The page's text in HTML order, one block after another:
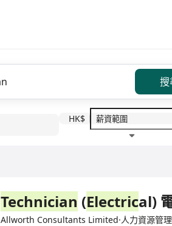
搜
HK$
Technician (Electrical)
Allworth Consultants Limited·人力資源管